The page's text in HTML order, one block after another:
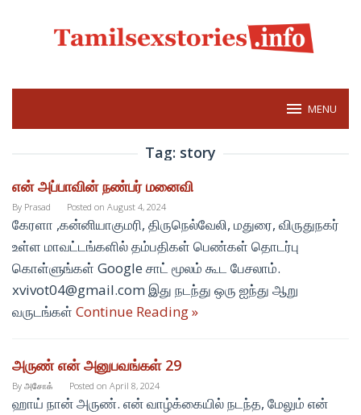
MENU
Tag: story
என் அப்பாவின் நண்பர் மனைவி
By Prasad Posted on August 4, 2024
கேரளா ,கன்னியாகுமரி, திருநெல்வேலி, மதுரை, விருதுநகர்
உள்ள மாவட்டங்களில் தம்பதிகள் பெண்கள் தொடர்பு
கொள்ளுங்கள் Google சாட் மூலம் கூட பேசலாம்.
xvivot04@gmail.com இது நடந்து ஒரு ஐந்து ஆறு
வருடங்கள் Continue Reading »
அருண் என் அனுபவங்கள் 29
By அசோக் Posted on April 8, 2024
ஹாய் நான் அருண். என் வாழ்க்கையில் நடந்த, மேலும் என்